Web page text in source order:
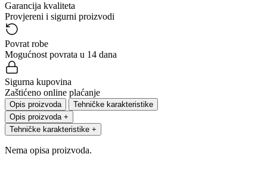
Garancija kvaliteta
Provjereni i sigurni proizvodi
Povrat robe
Mogućnost povrata u 14 dana
Sigurna kupovina
Zaštićeno online plaćanje
Opis proizvoda
Tehničke karakteristike
Opis proizvoda +
Tehničke karakteristike +
Nema opisa proizvoda.